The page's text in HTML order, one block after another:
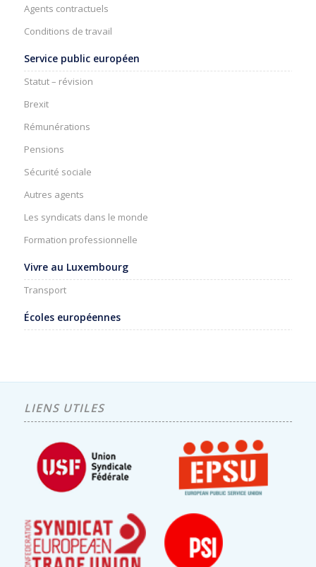
Agents contractuels
Conditions de travail
Service public européen
Statut – révision
Brexit
Rémunérations
Pensions
Sécurité sociale
Autres agents
Les syndicats dans le monde
Formation professionnelle
Vivre au Luxembourg
Transport
Écoles européennes
LIENS UTILES